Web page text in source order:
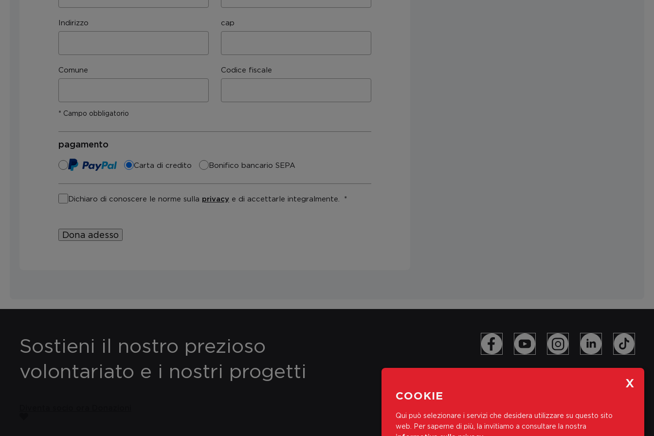
Indirizzo cap
Comune Codice fiscale
* Campo obbligatorio
pagamento
Carta di credito Bonifico bancario SEPA
Dichiaro di conoscere le norme sulla privacy e di accettarle integralmente.
Dona adesso
Sostieni il nostro prezioso
volontariato e i nostri progetti
COOKIE
Qui può selezionare i servizi che desidera utilizzare su questo sito
web. Per saperne di più, la invitiamo a consultare la nostra